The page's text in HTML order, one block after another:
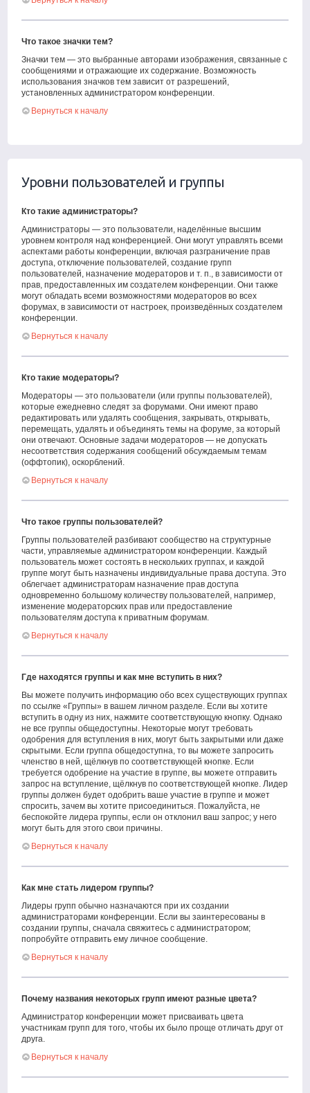
Что такое значки тем?
Значки тем — это выбранные авторами изображения, связанные с
сообщениями и отражающие их содержание. Возможность
использования значков тем зависит от разрешений,
установленных администратором конференции.
Вернуться к началу
Уровни пользователей и группы
Кто такие администраторы?
Администраторы — это пользователи, наделённые высшим
уровнем контроля над конференцией. Они могут управлять всеми
аспектами работы конференции, включая разграничение прав
доступа, отключение пользователей, создание групп
пользователей, назначение модераторов и т. п., в зависимости от
прав, предоставленных им создателем конференции. Они также
могут обладать всеми возможностями модераторов во всех
форумах, в зависимости от настроек, произведённых создателем
конференции.
Вернуться к началу
Кто такие модераторы?
Модераторы — это пользователи (или группы пользователей),
которые ежедневно следят за форумами. Они имеют право
редактировать или удалять сообщения, закрывать, открывать,
перемещать, удалять и объединять темы на форуме, за который
они отвечают. Основные задачи модераторов — не допускать
несоответствия содержания сообщений обсуждаемым темам
(оффтопик), оскорблений.
Вернуться к началу
Что такое группы пользователей?
Группы пользователей разбивают сообщество на структурные
части, управляемые администратором конференции. Каждый
пользователь может состоять в нескольких группах, и каждой
группе могут быть назначены индивидуальные права доступа. Это
облегчает администраторам назначение прав доступа
одновременно большому количеству пользователей, например,
изменение модераторских прав или предоставление
пользователям доступа к приватным форумам.
Вернуться к началу
Где находятся группы и как мне вступить в них?
Вы можете получить информацию обо всех существующих группах
по ссылке «Группы» в вашем личном разделе. Если вы хотите
вступить в одну из них, нажмите соответствующую кнопку. Однако
не все группы общедоступны. Некоторые могут требовать
одобрения для вступления в них, могут быть закрытыми или даже
скрытыми. Если группа общедоступна, то вы можете запросить
членство в ней, щёлкнув по соответствующей кнопке. Если
требуется одобрение на участие в группе, вы можете отправить
запрос на вступление, щёлкнув по соответствующей кнопке. Лидер
группы должен будет одобрить ваше участие в группе и может
спросить, зачем вы хотите присоединиться. Пожалуйста, не
беспокойте лидера группы, если он отклонил ваш запрос; у него
могут быть для этого свои причины.
Вернуться к началу
Как мне стать лидером группы?
Лидеры групп обычно назначаются при их создании
администраторами конференции. Если вы заинтересованы в
создании группы, сначала свяжитесь с администратором;
попробуйте отправить ему личное сообщение.
Вернуться к началу
Почему названия некоторых групп имеют разные цвета?
Администратор конференции может присваивать цвета
участникам групп для того, чтобы их было проще отличать друг от
друга.
Вернуться к началу